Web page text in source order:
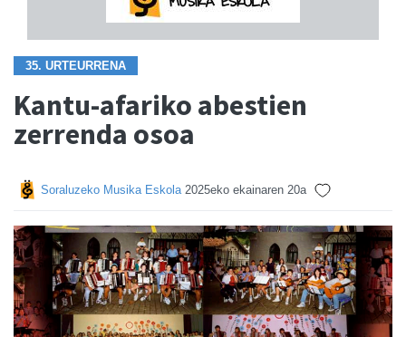
35. URTEURRENA
Kantu-afariko abestien
zerrenda osoa
Soraluzeko Musika Eskola 2025eko ekainaren 20a